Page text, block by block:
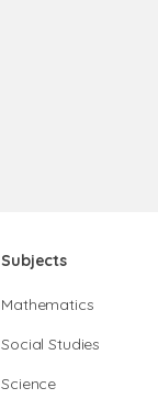
Subjects
Mathematics
Social Studies
Science